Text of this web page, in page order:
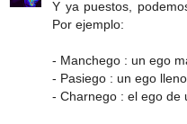
Y ya puestos,
Por ejemplo:
- Manchego : un ego
- Pasiego : un ego
- Charnego : el ego de